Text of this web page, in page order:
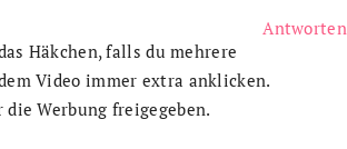
Häkchen, falls du mehrere
Video immer extra anklicken.
Werbung freigegeben.
Antworten